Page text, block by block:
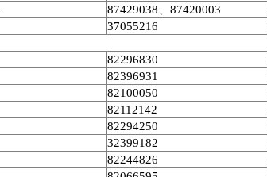
87429038 87420003
37055216
82296830
82396931
82100050
82112142
82294250
32399182
82244826